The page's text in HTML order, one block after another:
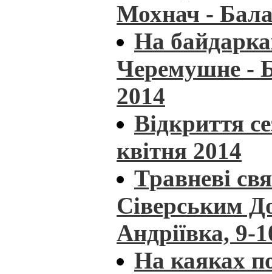
Мохнач -
На
Черемушне -
2014
Відкриття
квітня 2014
Травневі
Сіверським
Андріївка, 9-
На каяках